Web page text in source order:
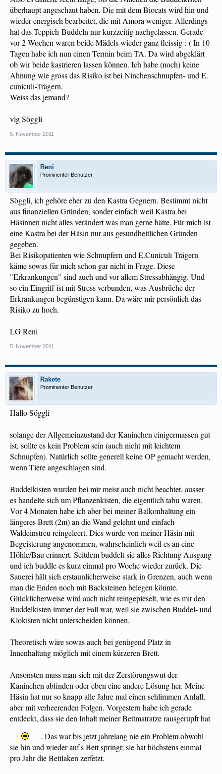
überhaupt angeschaut haben. Die mit dem Biocats wird hin und
wieder energisch bearbeitet, die mit Amora weniger. Allerdings
hat das Teppich-Buddeln nur kurzzeitig nachgelassen. Gerade
vor 2 Wochen waren beide Mädels wieder ganz fleissig :-( In 10
Tagen habe ich nun einen Termin beim TA. Da wird abgeklärt
ob wir beide kastrieren lassen können. Ich habe (noch) keine
Ahnung wie gross das Risiko ist bei Ninchenschnupfen- und E.
cuniculi-Trägern.
Weiss das jemand?
vlg Söggli
5. November 2011
Reni
Prominenter Benutzer
Söggli, ich gehöre eher zu den Kastra Gegnern. Bestimmt nicht
aus finanziellen Gründen, sonder einfach weil Kastra bei
Häsinnen nicht alles verändert was man gerne hätte. Für mich ist
eine Kastra bei der Häsin nur aus gesundheitlichen Gründen
gegeben.
Bei Risikopatienten wie Schnupfern und E.Cuniculi Trägern
käme sowas für mich schon gar nicht in Frage. Diese
"Erkrankungen" sind auch und vor allem Stressabhängig. Und
so ein Eingriff ist mit Stress verbunden, was Ausbrüche der
Erkrankungen begünstigen kann. Da wäre mir persönlich das
Risiko zu hoch.
LG Reni
5. November 2011
Rakete
Prominenter Benutzer
Hallo Söggli
solange der Allgemeinzustand der Kaninchen einigermassen gut
ist, sollte es kein Problem sein (auch nicht mit leichtem
Schnupfen). Natürlich sollte generell keine OP gemacht werden,
wenn Tiere angeschlagen sind.
Buddelkisten wurden bei mir meist auch nicht beachtet, ausser
es handelte sich um Pflanzenkisten, die eigentlich tabu waren.
Vor 4 Monaten habe ich aber bei meiner Balkonhaltung ein
längeres Brett (2m) an die Wand gelehnt und einfach
Waldeinstreu reingeleert. Dies wurde von meiner Häsin mit
Begeisterung angenommen, wahrscheinlich weil es an eine
Höhle/Bau erinnert. Seitdem buddelt sie alles Richtung Ausgang
und ich buddle es kurz einmal pro Woche wieder zurück. Die
Sauerei hält sich erstaunlicherweise stark in Grenzen, auch wenn
man die Enden noch mit Backsteinen belegen könnte.
Glücklicherweise wird auch nicht reingepieselt, wie es mit den
Buddelkisten immer der Fall war, weil sie zwischen Buddel- und
Klokisten nicht unterscheiden können.
Theoretisch wäre sowas auch bei genügend Platz in
Innenhaltung möglich mit einem kürzeren Brett.
Ansonsten muss man sich mit der Zerstörungswut der
Kaninchen abfinden oder eben eine andere Lösung her. Meine
Häsin hat nur so knapp alle Jahre mal einen schlimmen Anfall,
aber mit verheerenden Folgen. Vorgestern habe ich gerade
entdeckt, dass sie den Inhalt meiner Bettmatratze rausgerupft hat
. Das war bis jetzt jahrelang nie ein Problem obwohl
sie hin und wieder auf's Bett springt; sie hat höchstens einmal
pro Jahr die Bettlaken zerfetzt.